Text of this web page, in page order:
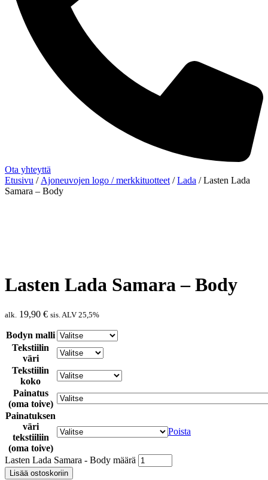
Ota yhteyttä
Etusivu / Ajoneuvojen logo / merkkituotteet /Lada / Lasten Lada
Samara – Body
Lasten Lada Samara – Body
alk. 19,90 € sis. ALV 25,5%
Bodyn malli
Tekstiilin
väri
Tekstiilin
koko
Painatus
(oma toive)
Painatuksen
väri
tekstiiliin
(oma toive)
Poista
Lasten Lada Samara - Body määrä
Lisää ostoskoriin